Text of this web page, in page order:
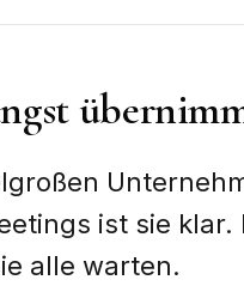
ist sie klar.
alle warten.